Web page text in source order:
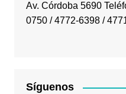
Av. Córdoba 5690
0750 / 4772-6398 /
Síguenos